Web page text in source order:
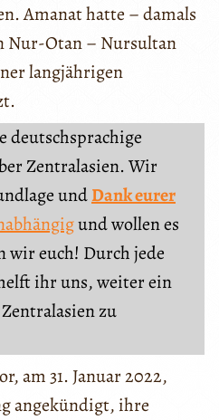
Amanat hatte – damals
Nur-Otan – Nursultan
langjährigen
deutschsprachige
Zentralasien. Wir
undDank eurer
und wollen es
wir euch! Durch jede
ihr uns, weiter ein
zu
am 31. Januar 2022,
angekündigt, ihre